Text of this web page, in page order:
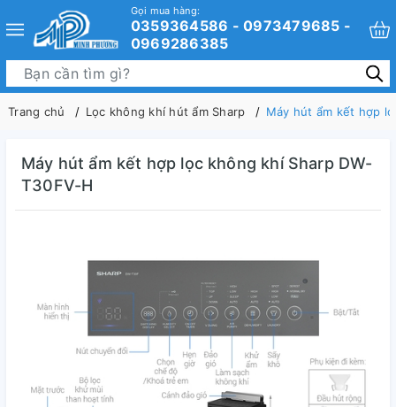
Gọi mua hàng:
0359364586 - 0973479685 -
0969286385
Trang chủ Lọc không khí hút ẩm Sharp Máy hút ẩm kết hợp
Máy hút ẩm kết hợp lọc không khí Sharp DW-
T30FV-H